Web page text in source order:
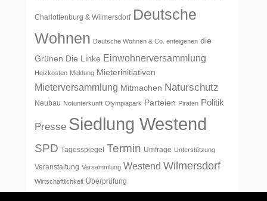
Charlottenburg & Wilmersdorf Deutsche
Wohnen Deutsche Wohnen & Co. enteigenen die
Grünen Die Linke Einwohnerversammlung
Heizkosten Meldung Mieterinitiativen
Mieterversammlung Mitmachen Naturschutz
Neubau Notunterkunft Olympiapark Parteien Piraten Politik
Presse Siedlung Westend
SPD Tagesspiegel Termin Umfrage Unterstützung
Veranstaltung Versammlung Westend Wilmersdorf
Wirtschaftlichkeit Überprüfung